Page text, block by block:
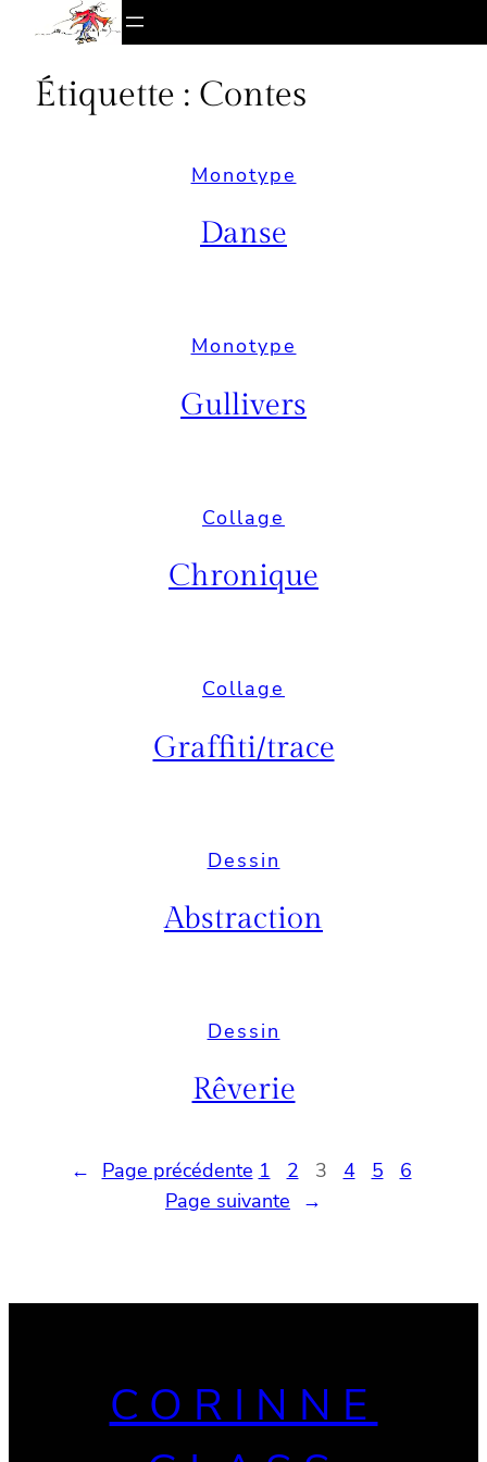
contenu
Étiquette : Contes
Monotype
Danse
Monotype
Gullivers
Collage
Chronique
Collage
Graffiti/trace
Dessin
Abstraction
Dessin
Rêverie
← Page précédente 1 2 3 4 5
6
Page suivante
→
CORINNE